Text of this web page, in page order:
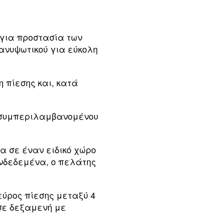
περονοφόρων οχημάτων που
τη συντήρηση και την
του αεροσυμπιεστή με
Το DRA 10-20 IVR διαθέτει
με μεταβλητή ταχύτητα.
για εκτεταμένη εξοικονόμηση